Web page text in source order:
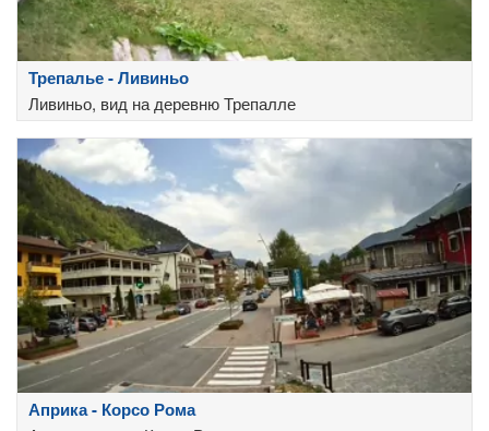
Трепалье - Ливиньо
Ливиньо, вид на деревню Трепалле
Априка - Корсо Рома